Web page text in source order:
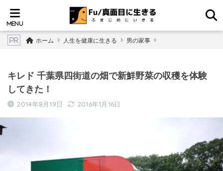
ホーム 人生を健康に生きる 男の家事
キレド 千葉県四街道の畑で新鮮野菜の収穫を体験
してきた！
2014年8月19日 2016年1月16日